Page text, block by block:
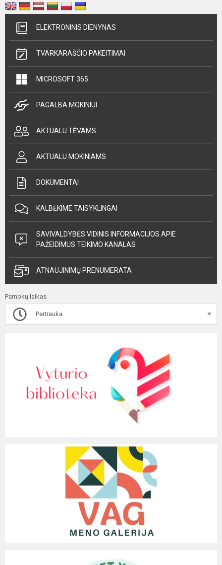
ELEKTRONINIS DIENYNAS
TVARKARAŠČIO PAKEITIMAI
MICROSOFT 365
PAGALBA MOKINIUI
AKTUALU TĖVAMS
AKTUALU MOKINIAMS
DOKUMENTAI
KALBĖKIME TAISYKLINGAI
SAVIVALDYBĖS VIDINIS INFORMACIJOS APIE
PAŽEIDIMUS TEIKIMO KANALAS
ATNAUJINIMŲ PRENUMERATA
Pamokų laikas
Pertrauka